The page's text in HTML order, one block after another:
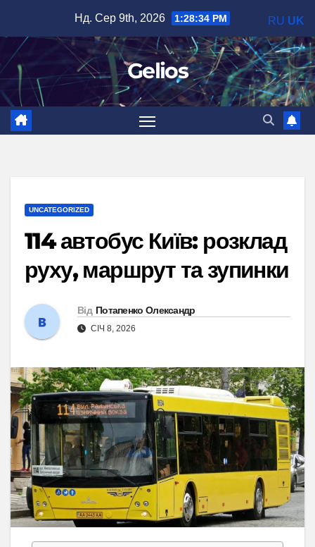
вмісту
Нд. Сер 9th, 2026 1:28:35 PM
Gelios
UNCATEGORIZED
114 автобус Київ: розклад
руху, маршрут та зупинки
Від Потапенко Олександр
СІЧ 8, 2026
RU UK